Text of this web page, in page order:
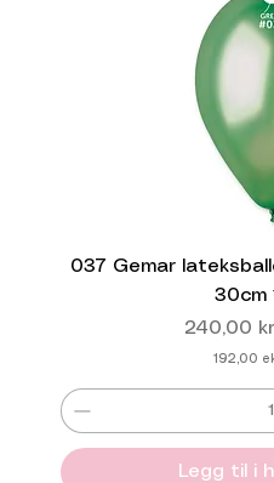
037 Gemar
30cm
Pris
240,00 kr
192,00
Legg til i